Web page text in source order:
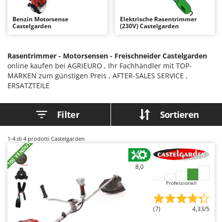
Astscheren
Atemschutzgeräte
Aufschnittmaschinen
Auslegemulcher für Traktoren
Äxte - Beile und Spalthammer
B
Balkenmäher
Bandsägen
Batterieladegeräte - Starthilfegeräte
Baum- und Astscheren - manuell
Baumscheren - pneumatisch
Baumstumpffräsen
Bindezangen - elektrisch
Bodenfräsen für Traktor
Ambrogio Robot
Annovi Reverberi
Archman
Arco
Ardes
Ariete
Artus
Attila
Ausonia
Awelco
Baesso
Benzin Motorsense
Castelgarden
Elektrische Rasentrimmer
(230V) Castelgarden
Rasentrimmer - Motorsensen - Freischneider Castelgarden
online kaufen bei AGRIEURO , Ihr Fachhändler mit TOP-
MARKEN zum günstigen Preis , AFTER-SALES SERVICE ,
ERSATZTEILE
Filter Sortieren
1-4 di 4 prodotti Castelgarden
+100 VENDUTI 8,0
Professionell
(7) 4,33/5